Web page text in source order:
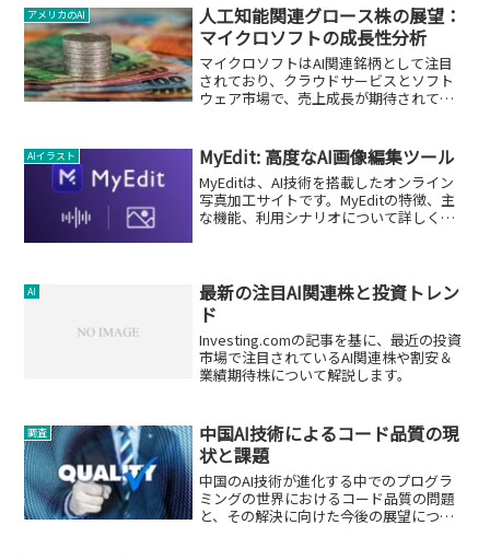
アメリカのAI
人工知能関連グロース株の展望：
マイクロソフトの成長性分析
マイクロソフトはAI関連銘柄として注目
されており、クラウドサービスとソフト
ウェア市場で、売上成長が期待されてい
AIイラスト MyEdit: 高度なAI画像編集ツール
MyEditは、AI技術を搭載したオンライン
写真加工サイトです。MyEditの特徴、主
な機能、利用シナリオについて詳しく解
AI
最新の注目AI関連株と投資トレン
ド
Investing.comの記事を基に、最近の投資
市場で注目されているAI関連株や割安＆
業績期待株について解説します。
調査
中国AI技術によるコード品質の現
状と課題
中国のAI技術が進化する中でのプログラ
ミングの世界におけるコード品質の問題
と、その解決に向けた今後の展望につい